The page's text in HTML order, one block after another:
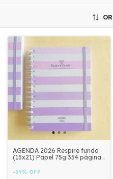
AGENDA 2026 Respire fundo
(15x21) Papel 75g 354 páginas
-39% OFF